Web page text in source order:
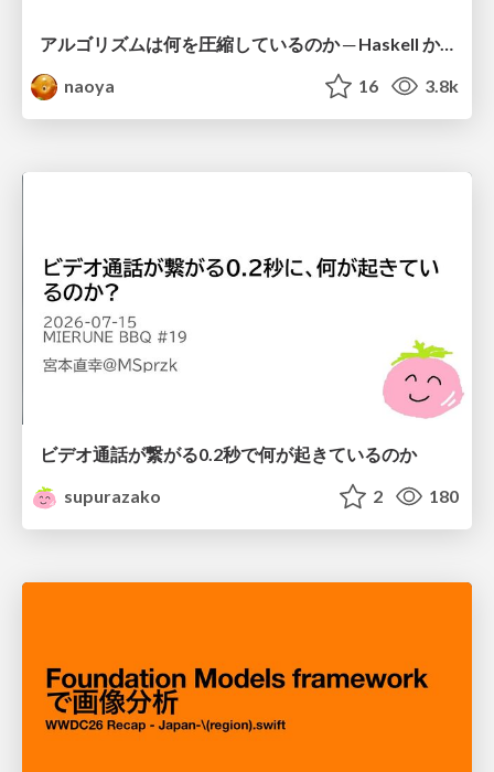
アルゴリズムは何を圧縮しているのか ─ Haskell から育った「圧縮代数」というメンタルモデル
naoya
16 3.8k
ビデオ通話が繋がる0.2秒で何が起きているのか
supurazako
2 180